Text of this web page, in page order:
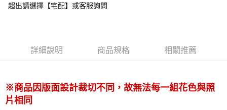
結帳頁面，進行簡訊認證並確認金額後，即可完成結帳。
購買商品的店家。未經商家同意取消之訂單仍視為有效，需透過AFTEE先享
客戶支援中心」https://netprotections.freshdesk.com/support/home
【注意事項】
付款後全家取貨
每筆NT$60，滿NT$499(含以上)免運費
每筆NT$60，滿NT$499(含以上)免運費
宅配
超出請選擇【宅配】或客服詢問
詳細說明 商品規格 相關推薦
※商品因版面設計裁切不同，故無法每一組花色與照
片相同